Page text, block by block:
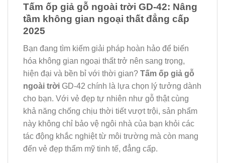
Tấm ốp giả gỗ ngoài trời GD-42: Nâng
tầm không gian ngoại thất đẳng cấp
2025
Bạn đang tìm kiếm giải pháp hoàn hảo để biến
hóa không gian ngoại thất trở nên sang trọng,
hiện đại và bền bỉ với thời gian? Tấm ốp giả gỗ
ngoài trời GD-42 chính là lựa chọn lý tưởng dành
cho bạn. Với vẻ đẹp tự nhiên như gỗ thật cùng
khả năng chống chịu thời tiết vượt trội, sản phẩm
này không chỉ bảo vệ ngôi nhà của bạn khỏi các
tác động khắc nghiệt từ môi trường mà còn mang
đến vẻ đẹp thẩm mỹ tinh tế, đẳng cấp.